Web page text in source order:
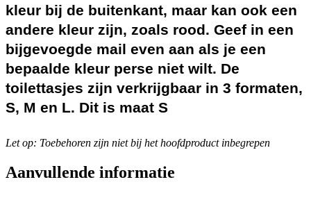
kleur bij de buitenkant, maar kan ook een
andere kleur zijn, zoals rood. Geef in een
bijgevoegde mail even aan als je een
bepaalde kleur perse niet wilt. De
toilettasjes zijn verkrijgbaar in 3 formaten,
S, M en L. Dit is maat S
Let op: Toebehoren zijn niet bij het hoofdproduct inbegrepen
Aanvullende informatie